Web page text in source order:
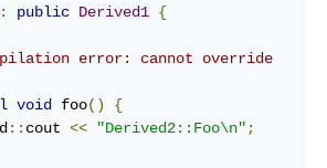
: public Derived1 {
error: cannot override
void foo()
{
:: cout << "Derived2::Foo\n" ;